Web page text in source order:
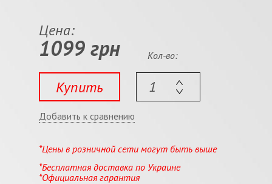
Цена:
1099 грн
Купить
Кол-во:
Добавить к сравнению
*Цены в розничной сети могут быть выше
*Бесплатная доставка по Украине
*Официальная гарантия